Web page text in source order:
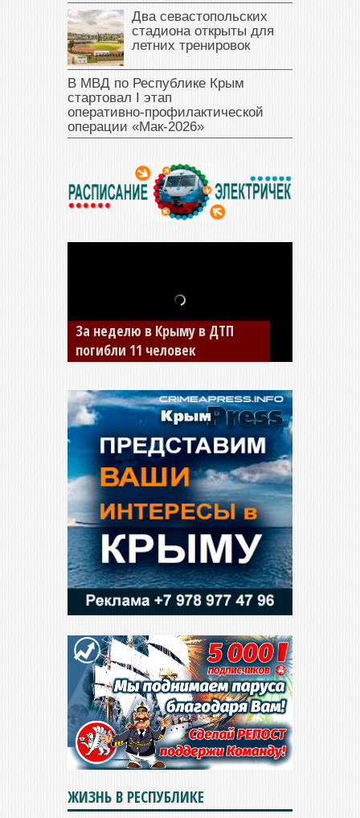
Два севастопольских
стадиона открыты для
летних тренировок
В МВД по Республике Крым
стартовал I этап
оперативно‑профилактической
операции «Мак‑2026»
В Джанкое водитель ВАЗа
сбил двух детей на «зебре»
ЖИЗНЬ В РЕСПУБЛИКЕ